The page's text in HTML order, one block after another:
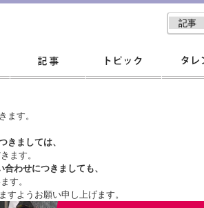
ます。
きましては、
ます。
合わせにつきましても、
す。
すようお願い申し上げます。